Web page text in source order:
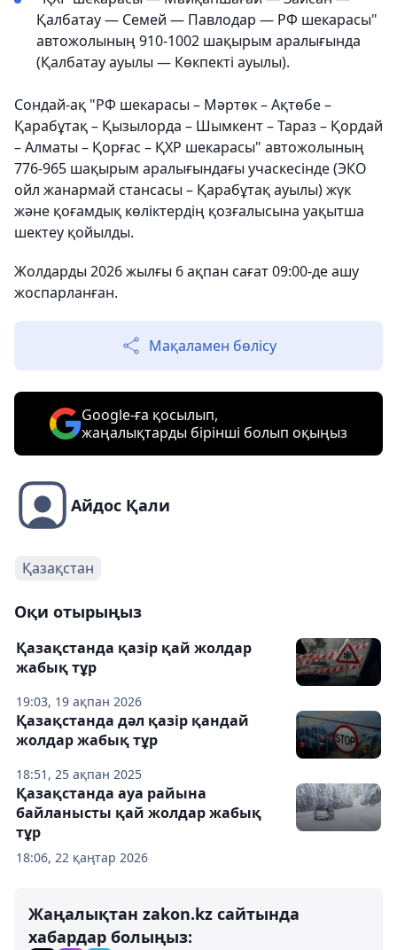
Қалбатау — Семей — Павлодар — РФ шекарасы"
автожолының 910-1002 шақырым аралығында
(Қалбатау ауылы — Көкпекті ауылы).
Сондай-ақ "РФ шекарасы – Мәртөк – Ақтөбе –
Қарабұтақ – Қызылорда – Шымкент – Тараз – Қордай
– Алматы – Қорғас – ҚХР шекарасы" автожолының
776-965 шақырым аралығындағы учаскесінде (ЭКО
ойл жанармай стансасы – Қарабұтақ ауылы) жүк
және қоғамдық көліктердің қозғалысына уақытша
шектеу қойылды.
Жолдарды 2026 жылғы 6 ақпан сағат 09:00-де ашу
жоспарланған.
Мақаламен бөлісу
Google-ға қосылып,
жаңалықтарды бірінші болып оқыңыз
Айдос Қали
Қазақстан
Оқи отырыңыз
19:03, 19 ақпан 2026
Қазақстанда қазір қай жолдар
жабық тұр
18:51, 25 ақпан 2025
Қазақстанда дәл қазір қандай
жолдар жабық тұр
18:06, 22 қаңтар 2026
Қазақстанда ауа райына
байланысты қай жолдар жабық
тұр
Жаңалықтан zakon.kz сайтында
хабардар болыңыз: